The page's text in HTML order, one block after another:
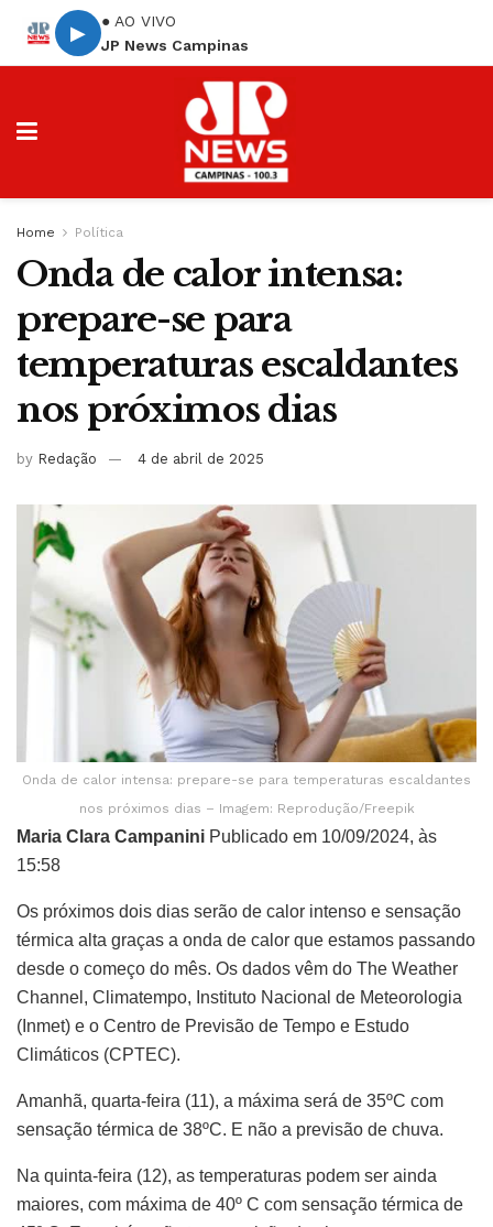
▶
● AO VIVO
JP News Campinas
Home Política
Onda de calor intensa:
prepare-se para
temperaturas escaldantes
nos próximos dias
by Redação 4 de abril de 2025
Onda de calor intensa: prepare-se para temperaturas escaldantes
nos próximos dias – Imagem: Reprodução/Freepik
Maria Clara Campanini Publicado em 10/09/2024, às
15:58
Os próximos dois dias serão de calor intenso e sensação
térmica alta graças a onda de calor que estamos passando
desde o começo do mês. Os dados vêm do The Weather
Channel, Climatempo, Instituto Nacional de Meteorologia
(Inmet) e o Centro de Previsão de Tempo e Estudo
Climáticos (CPTEC).
Amanhã, quarta-feira (11), a máxima será de 35ºC com
sensação térmica de 38ºC. E não a previsão de chuva.
Na quinta-feira (12), as temperaturas podem ser ainda
maiores, com máxima de 40º C com sensação térmica de